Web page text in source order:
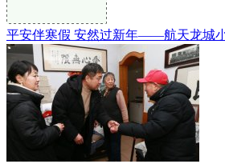
平安伴寒假 安然过新年——航天龙城